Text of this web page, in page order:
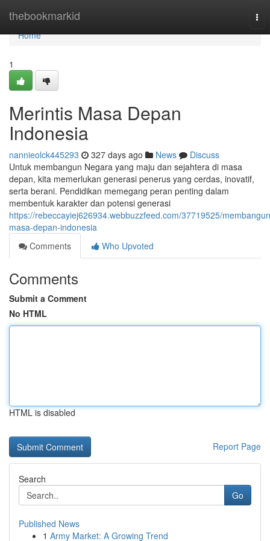
thebookmarkid
Home
Home
1
Merintis Masa Depan
Indonesia
nannieolck445293 327 days ago News
Discuss
Untuk membangun Negara yang maju dan sejahtera di masa
depan, kita memerlukan generasi penerus yang cerdas, inovatif,
serta berani. Pendidikan memegang peran penting dalam
membentuk karakter dan potensi generasi
https://rebeccayiej626934.webbuzzfeed.com/37719525/
masa-depan-indonesia
Comments
Who Upvoted
Comments
Submit a Comment
No HTML
HTML is disabled
Report Page
Search
Go
Published News
1 Army Market: A Growing Trend